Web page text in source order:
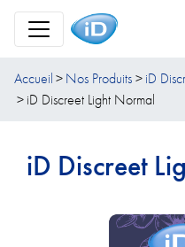
Toggle Navigation
Accueil Nos Produits
iD
iD Discreet Light Normal
iD Discreet